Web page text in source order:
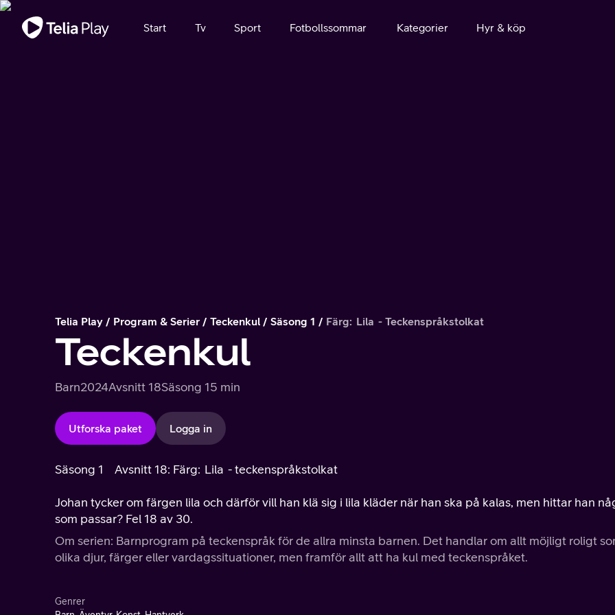
Viktigt meddelande
Start Tv Sport Fotbollssommar Kategorier Hyr & köp
Telia Play Program & Serier Teckenkul Säsong 1 Färg: Lila - Teckenspråkstolkat
Teckenkul
Barn2024Avsnitt 18Säsong 15 min
Utforska paket Logga in
Säsong 1 Avsnitt 18: Färg: Lila - teckenspråkstolkat
Johan tycker om färgen lila och därför vill han klä sig i lila kläder när han ska på kalas, men hittar han
som passar? Fel 18 av 30.
Om serien: Barnprogram på teckenspråk för de allra minsta barnen. Det handlar om allt möjligt roligt
olika djur, färger eller vardagssituationer, men framför allt att ha kul med teckenspråket.
Genrer